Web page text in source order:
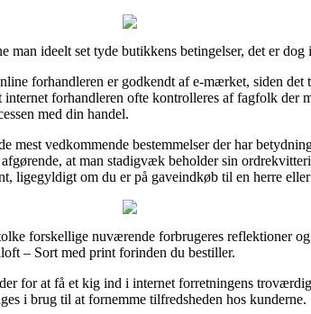
man ideelt set tyde butikkens betingelser, det er
forhandleren er godkendt af e-mærket, siden det
forhandleren ofte kontrolleres af fagfolk der
med din handel.
mest vedkommende bestemmelser der har
at man stadigvæk beholder sin
ligegyldigt om du er på gaveindkøb til en herre eller
forskellige nuværende forbrugeres reflektioner
– Sort med print forinden du bestiller.
for at få et kig ind i internet forretningens
i brug til at fornemme tilfredsheden hos kunderne.